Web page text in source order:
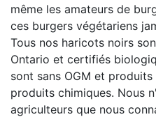
même les amateurs de
ces burgers végétariens
Tous nos haricots noirs
Ontario et certifiés
sont sans OGM et
produits chimiques. Nous
agriculteurs que nous